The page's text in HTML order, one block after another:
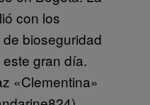
con los
bioseguridad
gran día.
«Clementina»